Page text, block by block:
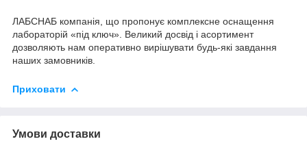
ЛАБСНАБ компанія, що пропонує комплексне оснащення
лабораторій «під ключ». Великий досвід і асортимент
дозволяють нам оперативно вирішувати будь-які завдання
наших замовників.
Приховати
Умови доставки